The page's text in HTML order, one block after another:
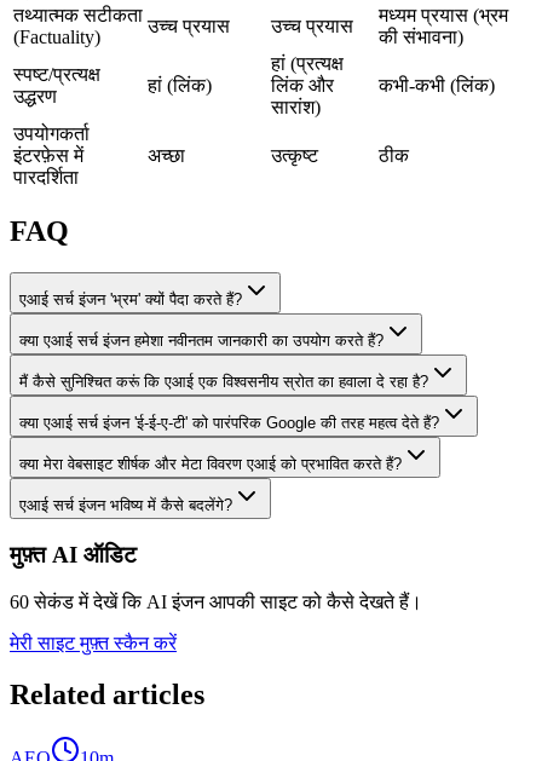
तथ्यात्मक सटीकता
(Factuality)
उच्च प्रयास उच्च प्रयास
मध्यम प्रयास (भ्रम
की संभावना)
स्पष्ट/प्रत्यक्ष
उद्धरण
हां (लिंक)
हां (प्रत्यक्ष
लिंक और
सारांश)
कभी-कभी (लिंक)
उपयोगकर्ता
इंटरफ़ेस में
पारदर्शिता
अच्छा उत्कृष्ट ठीक
FAQ
एआई सर्च इंजन 'भ्रम' क्यों पैदा करते हैं?
क्या एआई सर्च इंजन हमेशा नवीनतम जानकारी का उपयोग करते हैं?
मैं कैसे सुनिश्चित करूं कि एआई एक विश्वसनीय स्रोत का हवाला दे रहा है?
क्या एआई सर्च इंजन 'ई-ई-ए-टी' को पारंपरिक Google की तरह महत्व देते हैं?
क्या मेरा वेबसाइट शीर्षक और मेटा विवरण एआई को प्रभावित करते हैं?
एआई सर्च इंजन भविष्य में कैसे बदलेंगे?
मुफ़्त AI ऑडिट
60 सेकंड में देखें कि AI इंजन आपकी साइट को कैसे देखते हैं।
मेरी साइट मुफ़्त स्कैन करें
Related articles